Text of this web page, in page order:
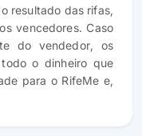
resultado das rifas,
vencedores. Caso
do vendedor, os
o dinheiro que
para o RifeMe e,